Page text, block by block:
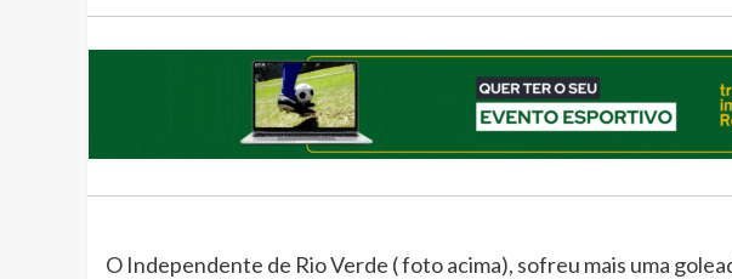
O Independente de Rio Verde ( foto acima), sofreu mais uma